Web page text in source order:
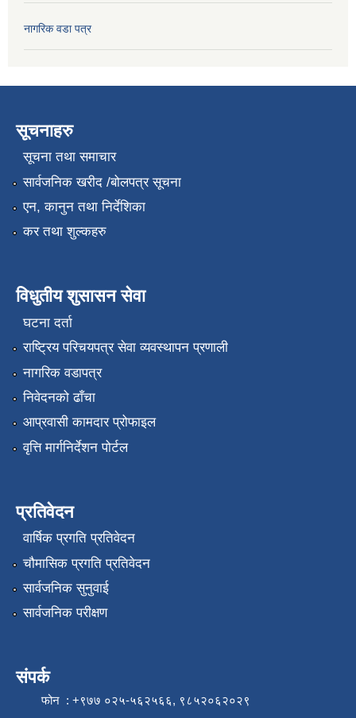
नागरिक वडा पत्र
सूचनाहरु
सूचना तथा समाचार
सार्वजनिक खरीद /बोलपत्र सूचना
एन, कानुन तथा निर्देशिका
कर तथा शुल्कहरु
विधुतीय शुसासन सेवा
घटना दर्ता
राष्ट्रिय परिचयपत्र सेवा व्यवस्थापन प्रणाली
नागरिक वडापत्र
निवेदनको ढाँचा
आप्रवासी कामदार प्रोफाइल
वृत्ति मार्गनिर्देशन पोर्टल
प्रतिवेदन
वार्षिक प्रगति प्रतिवेदन
चौमासिक प्रगति प्रतिवेदन
सार्वजनिक सुनुवाई
सार्वजनिक परीक्षण
संपर्क
फोन : +९७७ ०२५-५६२५६६, ९८५२०६२०२९